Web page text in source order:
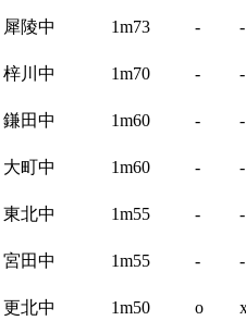
犀陵中 1m73 - -
梓川中 1m70 - -
鎌田中 1m60 - -
大町中 1m60 - -
東北中 1m55 - -
宮田中 1m55 - -
更北中 1m50 o